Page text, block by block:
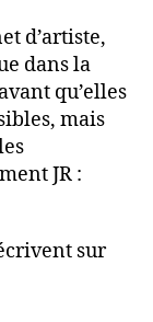
d’artiste,
dans la
qu’elles
mais
JR :
sur